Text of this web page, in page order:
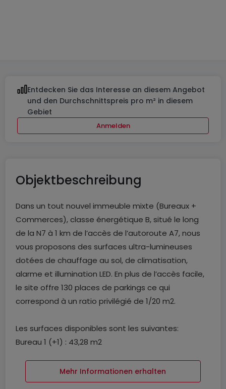
Entdecken Sie das Interesse an diesem Angebot
und den Durchschnittspreis pro m² in diesem
Gebiet
Anmelden
Objektbeschreibung
Dans un tout nouvel immeuble mixte (Bureaux +
Commerces), classe énergétique B, situé le long
de la N7 à 1 km de l’accès de l’autoroute A7, nous
vous proposons des surfaces ultra-lumineuses
dotées de chauffage au sol, de climatisation,
alarme et illumination LED. En plus de l’accès facile,
le site offre 130 places de parkings ce qui
correspond à un ratio privilégié de 1/20 m2.
Les surfaces disponibles sont les suivantes:
Bureau 1 (+1) : 43,28 m2
Bureau 3 (+1) : 86,12 m2
Bureau 4 (+1) : 129,90 m2
Mehr Informationen erhalten